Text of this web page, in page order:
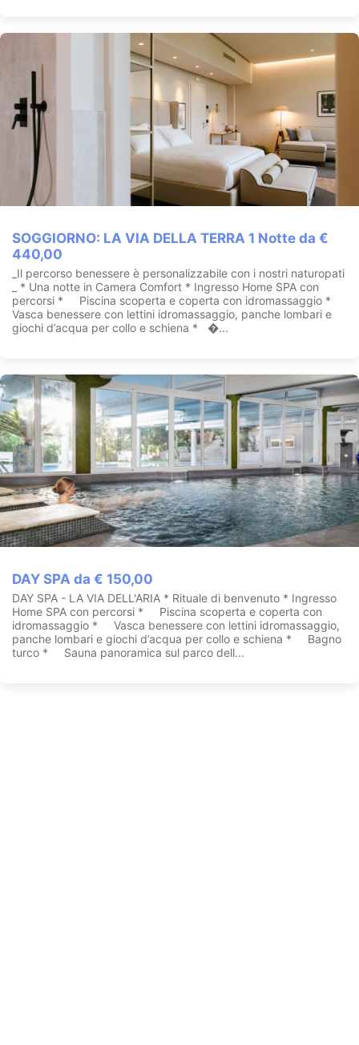
SOGGIORNO: LA VIA DELLA TERRA 1 Notte da €
440,00
‍‍_Il percorso benessere è personalizzabile con i nostri naturopati
_ * Una notte in Camera Comfort * Ingresso Home SPA con
percorsi * Piscina scoperta e coperta con idromassaggio *
Vasca benessere con lettini idromassaggio, panche lombari e
giochi d’acqua per collo e schiena * �...
DAY SPA da € 150,00
DAY SPA - LA VIA DELL'ARIA * Rituale di benvenuto * Ingresso
Home SPA con percorsi * Piscina scoperta e coperta con
idromassaggio * Vasca benessere con lettini idromassaggio,
panche lombari e giochi d’acqua per collo e schiena * Bagno
turco * Sauna panoramica sul parco dell...